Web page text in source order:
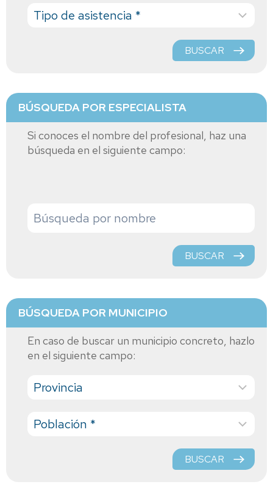
BUSCAR
BÚSQUEDA POR ESPECIALISTA
Si conoces el nombre del profesional, haz una
búsqueda en el siguiente campo:
BUSCAR
BÚSQUEDA POR MUNICIPIO
En caso de buscar un municipio concreto, hazlo
en el siguiente campo:
BUSCAR